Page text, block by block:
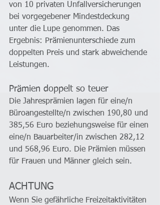
von 10 privaten Unfallversicherungen
bei vorgegebener Mindestdeckung
unter die Lupe genommen. Das
Ergebnis: Prämienunterschiede zum
doppelten Preis und stark abweichende
Leistungen.
Prämien doppelt so teu­er
Die Jahresprämien lagen für eine/n
Büroangestellte/n zwischen 190,80 und
385,56 Euro beziehungsweise für einen
eine/n Bauarbeiter/in zwischen 282,12
und 568,96 Euro. Die Prämien müssen
für Frauen und Männer gleich sein.
ACHTUNG
Wenn Sie gefährliche Freizeitaktivitäten